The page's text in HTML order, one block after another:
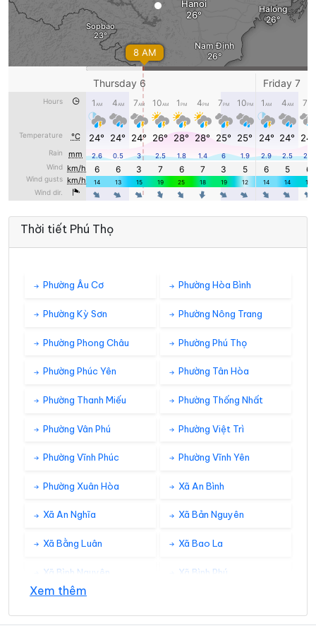
Thời tiết Phú Thọ
Phường Âu Cơ Phường Hòa Bình
Phường Kỳ Sơn Phường Nông Trang
Phường Phong Châu Phường Phú Thọ
Phường Phúc Yên Phường Tân Hòa
Phường Thanh Miếu Phường Thống Nhất
Phường Vân Phú Phường Việt Trì
Phường Vĩnh Phúc Phường Vĩnh Yên
Phường Xuân Hòa Xã An Bình
Xã An Nghĩa Xã Bản Nguyên
Xã Bằng Luân Xã Bao La
Xã Bình Nguyên Xã Bình Phú
Xem thêm